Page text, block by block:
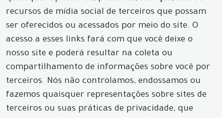
recursos de mídia social de terceiros que possam
ser oferecidos ou acessados por meio do site. O
acesso a esses links fará com que você deixe o
nosso site e poderá resultar na coleta ou
compartilhamento de informações sobre você por
terceiros. Nós não controlamos, endossamos ou
fazemos quaisquer representações sobre sites de
terceiros ou suas práticas de privacidade, que